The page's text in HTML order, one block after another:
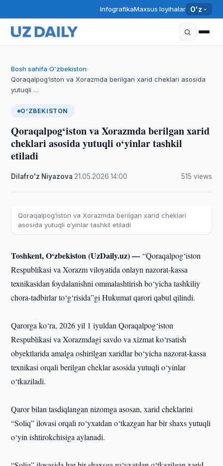
InfografikaMaxsus loyihalar O'z
Bosh sahifa›O‘zbekiston›
Qoraqalpog‘iston va Xorazmda berilgan xarid cheklari asosida
yutuqli …
O‘ZBEKISTON
Qoraqalpog‘iston va Xorazmda berilgan xarid
cheklari asosida yutuqli o‘yinlar tashkil
etiladi
Dilafro'z Niyazova 21.05.2026 ·14:00 515 views
Qoraqalpog‘iston va Xorazmda berilgan xarid cheklari
asosida yutuqli o‘yinlar tashkil etiladi
Toshkent, O‘zbekiston (UzDaily.uz) —“Qoraqalpog‘iston
Respublikasi va Xorazm viloyatida onlayn nazorat-kassa
texnikasidan foydalanishni ommalashtirish bo‘yicha tashkiliy
chora-tadbirlar to‘g‘risida”gi Hukumat qarori qabul qilindi.
Qarorga ko‘ra, 2026 yil 1 iyuldan Qoraqalpog‘iston
Respublikasi va Xorazmdagi savdo va xizmat ko‘rsatish
obyektlarida amalga oshirilgan xaridlar bo‘yicha nazorat-kassa
texnikasi orqali berilgan cheklar asosida yutuqli o‘yinlar
o‘tkaziladi.
Qaror bilan tasdiqlangan nizomga asosan, xarid cheklarini
“Soliq” ilovasi orqali ro‘yxatdan o‘tkazgan har bir shaxs yutuqli
o‘yin ishtirokchisiga aylanadi.